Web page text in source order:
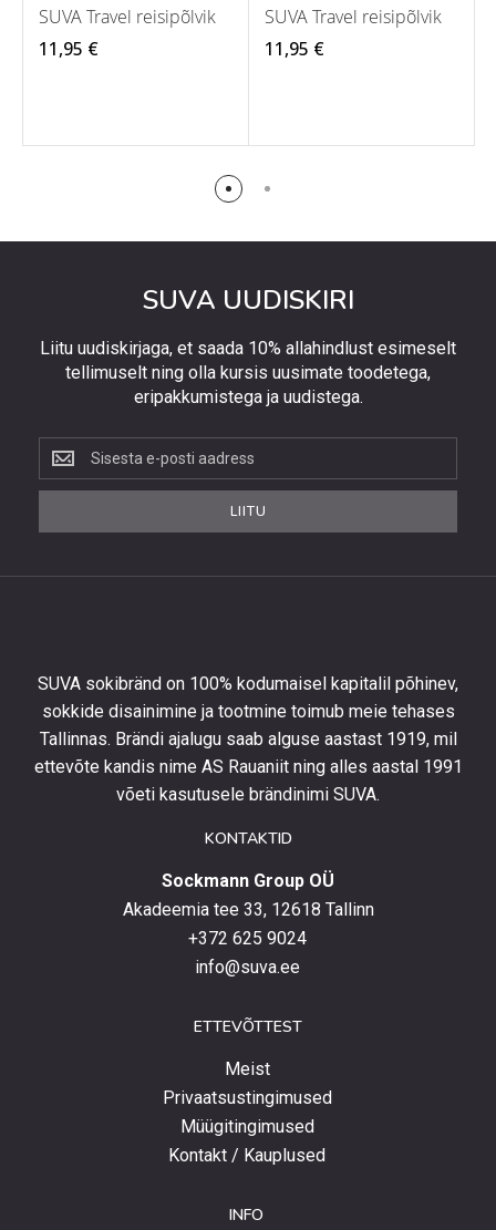
SUVA Travel reisipõlvik
11,95 €
SUVA Travel reisipõlvik
11,95 €
SUVA UUDISKIRI
Liitu uudiskirjaga, et saada 10% allahindlust esimeselt
tellimuselt ning olla kursis uusimate toodetega,
eripakkumistega ja uudistega.
Liitu
uudiskirjaga,
et
kursis
uusimate
toodetega,
eripakkumistega
LIITU
SUVA sokibränd on 100% kodumaisel kapitalil põhinev,
sokkide disainimine ja tootmine toimub meie tehases
Tallinnas. Brändi ajalugu saab alguse aastast 1919, mil
ettevõte kandis nime AS Rauaniit ning alles aastal 1991
võeti kasutusele brändinimi SUVA.
KONTAKTID
Sockmann Group OÜ
Akadeemia tee 33, 12618 Tallinn
+372 625 9024
info@suva.ee
ETTEVÕTTEST
Meist
Privaatsustingimused
Müügitingimused
Kontakt / Kauplused
INFO